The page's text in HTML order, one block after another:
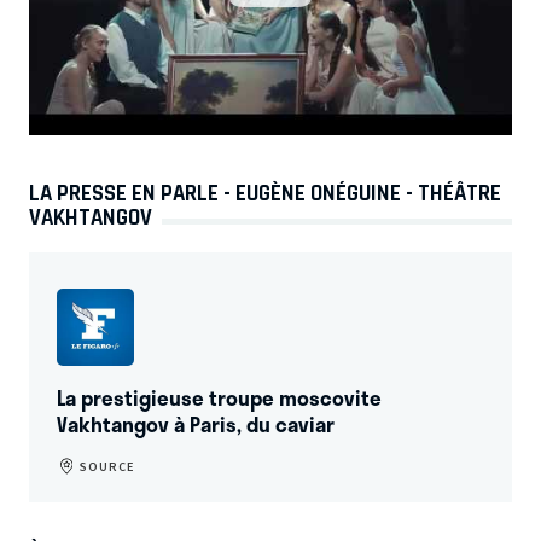
LA PRESSE EN PARLE - EUGÈNE ONÉGUINE - THÉÂTRE
VAKHTANGOV
La prestigieuse troupe moscovite
Vakhtangov à Paris, du caviar
SOURCE